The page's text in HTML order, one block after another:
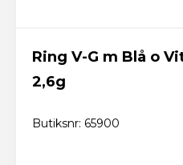
Ring V-G m Blå o
2,6g
Butiksnr: 65900